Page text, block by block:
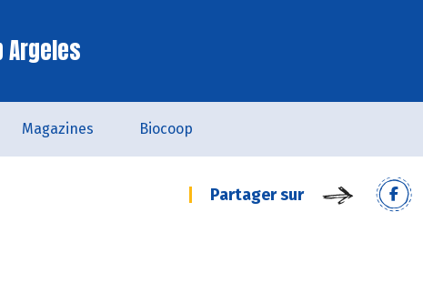
Argeles
Magazines Biocoop
Partager sur